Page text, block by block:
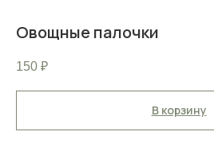
Овощные палочки
150 ₽
В корзину